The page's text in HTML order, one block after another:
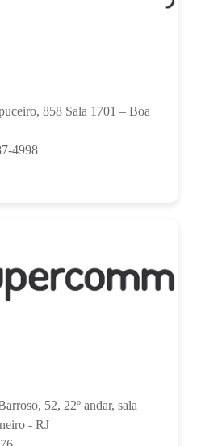
858 Sala 1701 – Boa
4998
52, 22º andar, sala
- RJ